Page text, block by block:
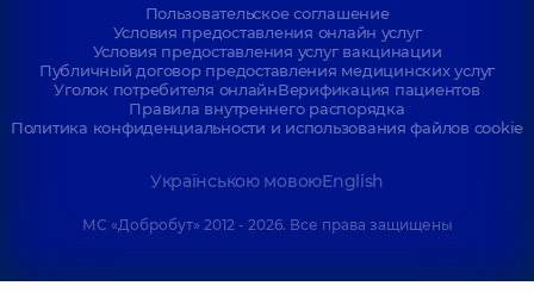
Пользовательское соглашение
Условия предоставления онлайн услуг
Условия предоставления услуг вакцинации
Публичный договор предоставления медицинских услуг
Уголок потребителя онлайнВерификация пациентов
Правила внутреннего распорядка
Политика конфиденциальности и использования файлов cookie
Українською мовоюEnglish
МС «Добробут» 2012 - 2026. Все права защищены